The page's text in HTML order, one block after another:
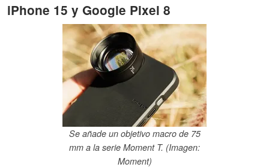
iPhone 15 y Google Pixel 8
Se añade un objetivo macro de 75
mm a la serie Moment T. (Imagen:
Moment)